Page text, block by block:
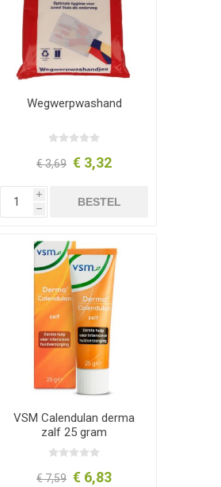
Wegwerpwashand
€ 3,69 € 3,32
i
h
BESTEL
VSM Calendulan derma
zalf 25 gram
€ 7,59 € 6,83